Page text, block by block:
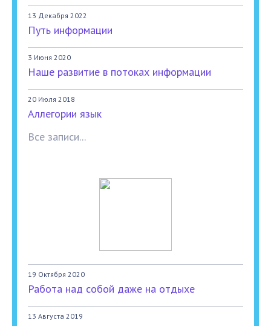
13 Декабря 2022
Путь информации
3 Июня 2020
Наше развитие в потоках информации
20 Июля 2018
Аллегории язык
Все записи...
19 Октября 2020
Работа над собой даже на отдыхе
13 Августа 2019